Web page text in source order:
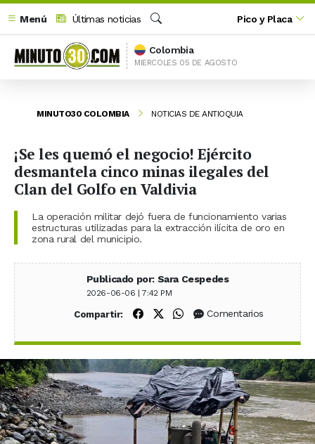
Menú
Últimas noticias
Buscar
Pico y Placa
Colombia
MIERCOLES 05 DE AGOSTO
MINUTO30 COLOMBIA NOTICIAS DE ANTIOQUIA
¡Se les quemó el negocio! Ejército
desmantela cinco minas ilegales del
Clan del Golfo en Valdivia
La operación militar dejó fuera de funcionamiento varias
estructuras utilizadas para la extracción ilícita de oro en
zona rural del municipio.
Publicado por: Sara Cespedes
2026-06-06 | 7:42 PM
Compartir: Compartir en Facebook
Compartir en X (Twitter)
Compartir en WhatsApp
Comentarios